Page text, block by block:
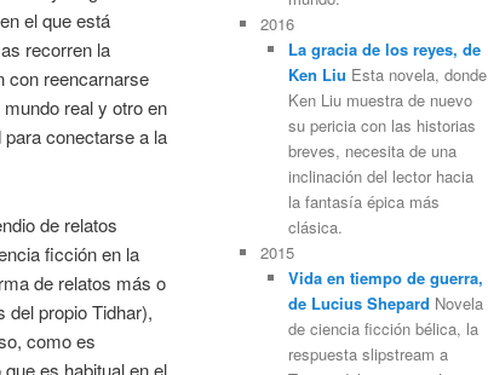
el que está
recorren la
con reencarnarse
real y otro en
conectarse a la
de relatos
ficción en la
de relatos más o
del propio Tidhar),
como es
es habitual en el
2016
La gracia de los reyes, de
Ken Liu Esta novela, donde
Ken Liu muestra de nuevo
su pericia con las historias
breves, necesita de una
inclinación del lector hacia
la fantasía épica más
clásica.
2015
Vida en tiempo de guerra,
de Lucius Shepard Novela
de ciencia ficción bélica, la
respuesta slipstream a